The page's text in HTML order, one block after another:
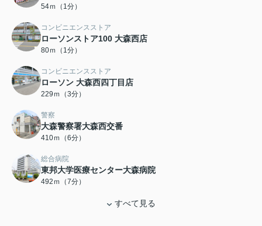
54ｍ（1分）
コンビニエンスストア
ローソンストア100 大森西店
80ｍ（1分）
コンビニエンスストア
ローソン 大森西四丁目店
229ｍ（3分）
警察
大森警察署大森西交番
410ｍ（6分）
総合病院
東邦大学医療センター大森病院
492ｍ（7分）
すべて見る